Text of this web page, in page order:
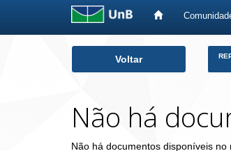
Voltar
Não há
Não há documentos disponíveis